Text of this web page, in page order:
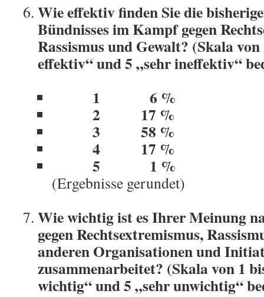
Wie effektiv finden Sie die
Bündnisses im Kampf gegen
Rassismus und Gewalt? (Skala
effektiv“ und 5 „sehr ineffektiv“
1 6 %
2 17 %
3 58 %
4 17 %
5 1
(Ergebnisse gerundet)
Wie wichtig ist es Ihrer Meinung
gegen Rechtsextremismus,
anderen Organisationen und
zusammenarbeitet? (Skala von 1
wichtig“ und 5 „sehr unwichtig“